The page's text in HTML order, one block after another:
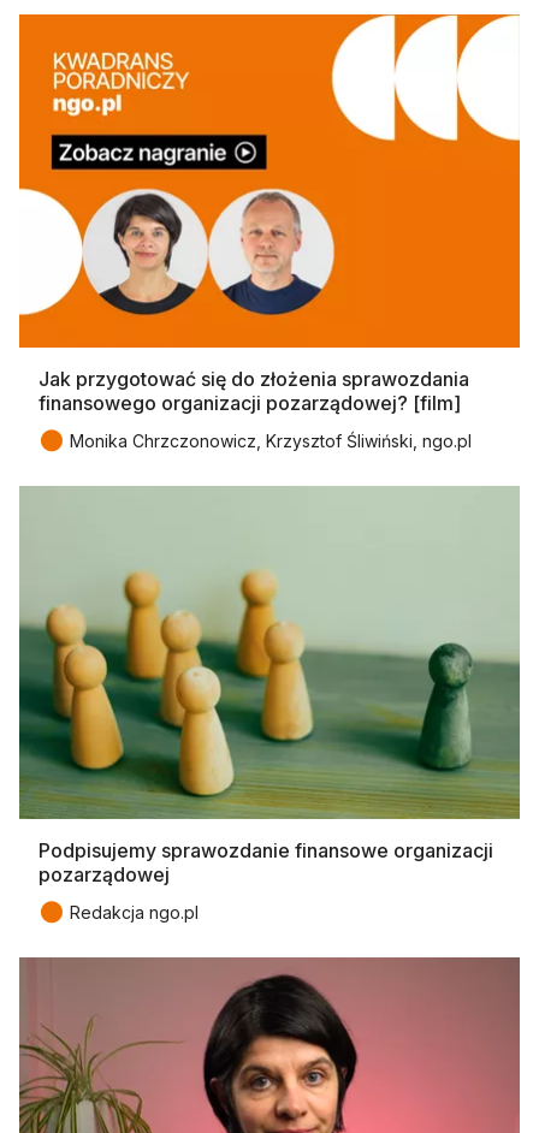
Jak przygotować się do złożenia sprawozdania
finansowego organizacji pozarządowej? [film]
● Monika Chrzczonowicz, Krzysztof Śliwiński, ngo.pl
Podpisujemy sprawozdanie finansowe organizacji
pozarządowej
● Redakcja ngo.pl